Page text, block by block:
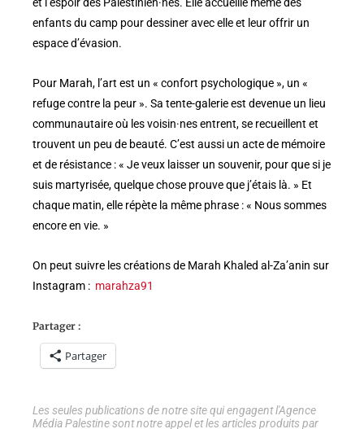
et l’espoir des Palestinien·nes. Elle accueille même des
enfants du camp pour dessiner avec elle et leur offrir un
espace d’évasion.
Pour Marah, l’art est un « confort psychologique », un «
refuge contre la peur ». Sa tente-galerie est devenue un lieu
communautaire où les voisin·nes entrent, se recueillent et
trouvent un peu de beauté. C’est aussi un acte de mémoire
et de résistance : « Je veux laisser un souvenir, pour que si je
suis martyrisée, quelque chose prouve que j’étais là. » Et
chaque matin, elle répète la même phrase : « Nous sommes
encore en vie. »
On peut suivre les créations de Marah Khaled al-Za’anin sur
Instagram : marahza91
Partager :
Partager
Les seules publications de notre site qui engagent l'Agence
Média Palestine sont notre appel et les articles produits par